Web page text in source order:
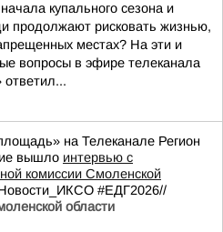
купального сезона и
продолжают рисковать жизнью,
местах? На эти и
вопросы в эфире телеканала
ответил...
на Телеканале Регион
вышло интервью с
комиссии Смоленской
#ЕДГ2026//
области